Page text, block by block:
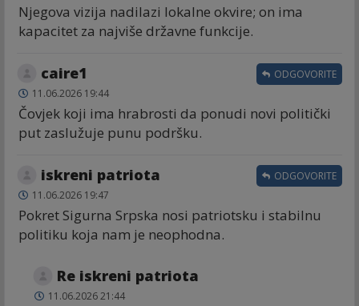
Njegova vizija nadilazi lokalne okvire; on ima
kapacitet za najviše državne funkcije.
caire1
11.06.2026 19:44
Čovjek koji ima hrabrosti da ponudi novi politički
put zaslužuje punu podršku.
ODGOVORITE
iskreni patriota
11.06.2026 19:47
Pokret Sigurna Srpska nosi patriotsku i stabilnu
politiku koja nam je neophodna.
ODGOVORITE
Re iskreni patriota
11.06.2026 21:44